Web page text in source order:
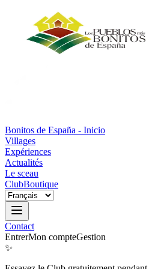
Bonitos de España - Inicio
Villages
Expériences
Actualités
Le sceau
ClubBoutique
Contact
EntrerMon compteGestion
✨